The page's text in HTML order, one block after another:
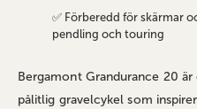
✅ Förberedd för skärmar
pendling och touring
Bergamont Grandurance 20
pålitlig gravelcykel som